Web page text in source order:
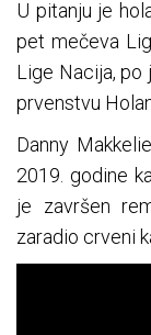
U pitanju je
pet mečeva
Lige Nacija, po
prvenstvu
Danny
2019. godine
je završen
zaradio crveni